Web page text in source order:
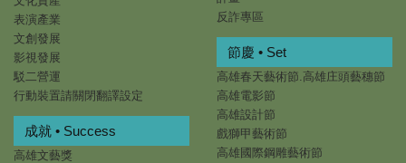
反詐專區
表演產業
文創發展
影視發展
駁二營運
行動裝置請關閉翻譯設定
節慶 • Set
高雄春天藝術節.高雄庄頭藝穗節
高雄電影節
高雄設計節
戲獅甲藝術節
高雄國際鋼雕藝術節
成就 • Success
高雄文藝獎